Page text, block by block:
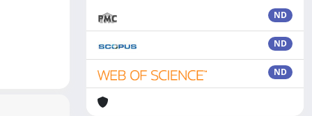
ND
ND
ND